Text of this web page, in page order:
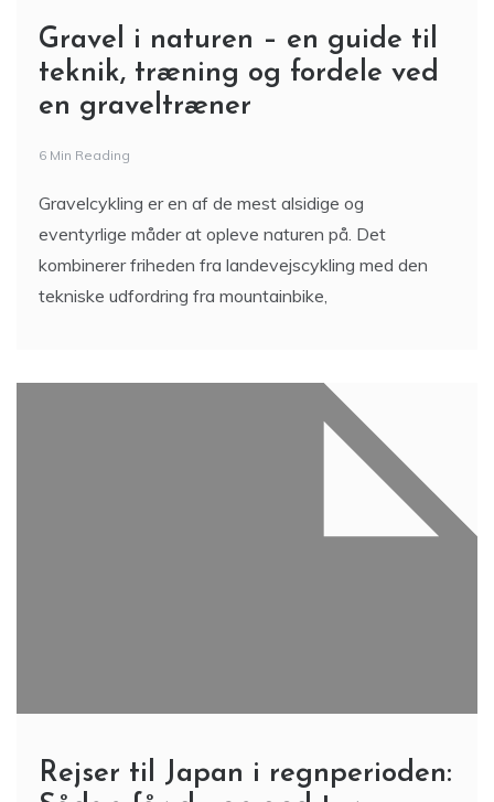
Gravel i naturen – en guide til
teknik, træning og fordele ved
en graveltræner
6 Min Reading
Gravelcykling er en af de mest alsidige og
eventyrlige måder at opleve naturen på. Det
kombinerer friheden fra landevejscykling med den
tekniske udfordring fra mountainbike,
Rejser til Japan i regnperioden: